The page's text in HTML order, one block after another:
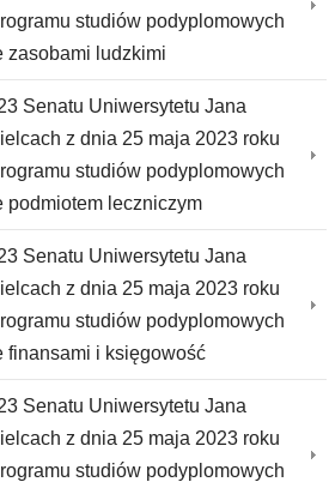
studiów podyplomowych
zasobami ludzkimi
Senatu Uniwersytetu Jana
z dnia 25 maja 2023 roku
studiów podyplomowych
podmiotem leczniczym
Senatu Uniwersytetu Jana
z dnia 25 maja 2023 roku
studiów podyplomowych
finansami i księgowość
Senatu Uniwersytetu Jana
z dnia 25 maja 2023 roku
studiów podyplomowych